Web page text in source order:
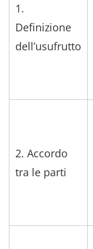
1.
Definizione
dell’usufrutto
2. Accordo
tra le parti